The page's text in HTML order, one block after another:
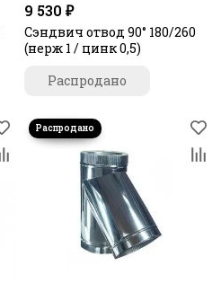
9 530 ₽
Сэндвич отвод 90° 180/260
(нерж 1 / цинк 0,5)
Распродано